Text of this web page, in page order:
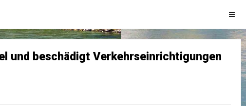
und beschädigt Verkehrseinrichtigungen